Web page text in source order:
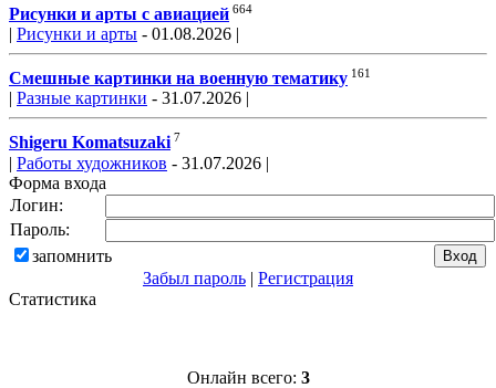
Рисунки и арты с авиацией 664
| Рисунки и арты - 01.08.2026 |
Смешные картинки на военную тематику 161
| Разные картинки - 31.07.2026 |
Shigeru Komatsuzaki 7
| Работы художников - 31.07.2026 |
Форма входа
Логин:
Пароль:
запомнить
Забыл пароль | Регистрация
Статистика
Онлайн всего: 3